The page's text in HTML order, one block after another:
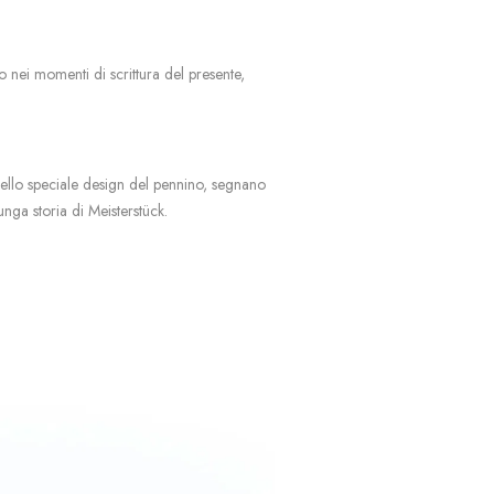
momenti di scrittura del presente,
speciale design del pennino, segnano
storia di Meisterstück.